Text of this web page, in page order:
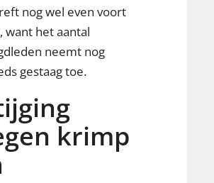
nog wel even voort
want het aantal
neemt nog
gestaag toe.
krimp